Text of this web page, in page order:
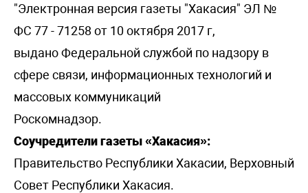
"Электронная версия газеты "Хакасия" ЭЛ №
ФС 77 - 71258 от 10 октября 2017 г,
выдано Федеральной службой по надзору в
сфере связи, информационных технологий и
массовых коммуникаций
Роскомнадзор.
Соучредители газеты «Хакасия»:
Правительство Республики Хакасии, Верховный
Совет Республики Хакасия.